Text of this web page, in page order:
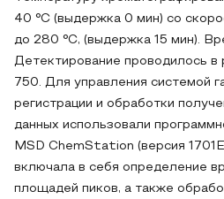
40 °С (выдержка 0 мин) со
до 280 °С, (выдержка 15 мин).
Детектирование проводилось
750. Для управления системой
регистрации и обработки
данных использовали
MSD ChemStation (версия
включала в себя определение
площадей пиков, а также